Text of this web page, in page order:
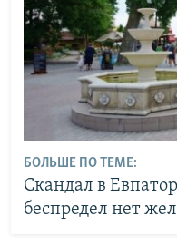
БОЛЬШЕ ПО ТЕМЕ:
Скандал в
беспредел нет